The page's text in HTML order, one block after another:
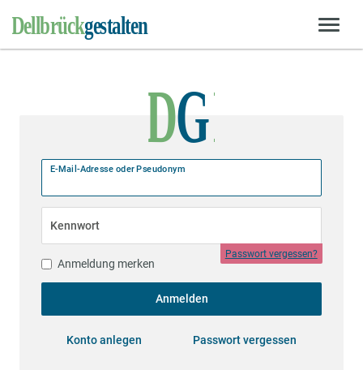
E-Mail-Adresse oder Pseudonym
Kennwort
Passwort vergessen?
Anmeldung merken
Anmelden
Konto anlegen Passwort vergessen